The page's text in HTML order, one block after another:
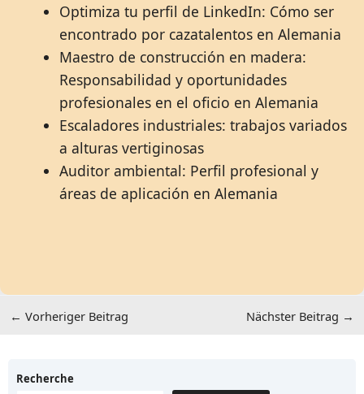
Optimiza tu perfil de LinkedIn: Cómo ser
encontrado por cazatalentos en Alemania
Maestro de construcción en madera:
Responsabilidad y oportunidades
profesionales en el oficio en Alemania
Escaladores industriales: trabajos variados
a alturas vertiginosas
Auditor ambiental: Perfil profesional y
áreas de aplicación en Alemania
← Vorheriger Beitrag Nächster Beitrag →
Recherche